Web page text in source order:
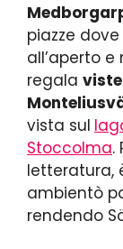
piazze
all’aperto
regala
vista sul
Stoccolma.
letteratura,
ambientò
rendendo